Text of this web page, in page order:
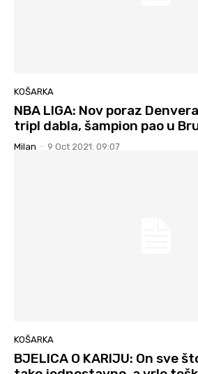
KOŠARKA
NBA LIGA: Nov poraz
tripl dabla, šampion pao u
Milan - 9 Oct 2021. 09:07
KOŠARKA
BJELICA O KARIJU: On sve